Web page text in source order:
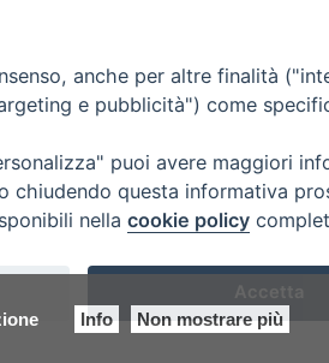
Info Non mostrare più
anche per altre finalità
e pubblicità") come
puoi avere maggiori
questa informativa
nella cookie policy